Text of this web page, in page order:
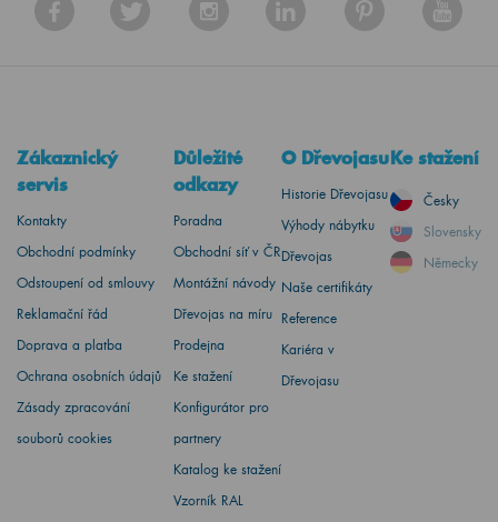
Zákaznický
servis
Kontakty
Obchodní podmínky
Odstoupení od smlouvy
Reklamační řád
Doprava a platba
Ochrana osobních údajů
Zásady zpracování
souborů cookies
Důležité
odkazy
Poradna
Obchodní síť v ČR
Montážní návody
Dřevojas na míru
Prodejna
Ke stažení
Konfigurátor pro
partnery
Katalog ke stažení
Vzorník RAL
O Dřevojasu
Historie Dřevojasu
Výhody nábytku
Dřevojas
Naše certifikáty
Reference
Kariéra v
Dřevojasu
Ke stažení
Česky
Slovensky
Německy